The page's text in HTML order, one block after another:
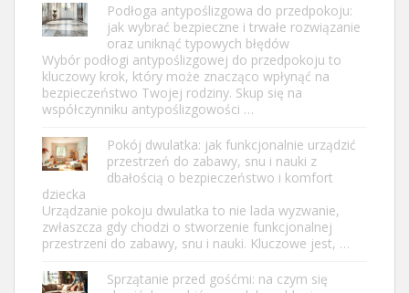
Podłoga antypoślizgowa do przedpokoju:
jak wybrać bezpieczne i trwałe rozwiązanie
oraz uniknąć typowych błędów
Wybór podłogi antypoślizgowej do przedpokoju to
kluczowy krok, który może znacząco wpłynąć na
bezpieczeństwo Twojej rodziny. Skup się na
współczynniku antypoślizgowości …
Pokój dwulatka: jak funkcjonalnie urządzić
przestrzeń do zabawy, snu i nauki z
dbałością o bezpieczeństwo i komfort
dziecka
Urządzanie pokoju dwulatka to nie lada wyzwanie,
zwłaszcza gdy chodzi o stworzenie funkcjonalnej
przestrzeni do zabawy, snu i nauki. Kluczowe jest, …
Sprzątanie przed gośćmi: na czym się